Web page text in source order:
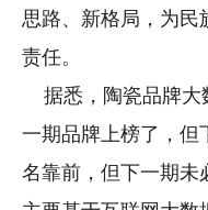
思路、新格局，为民
责任。
据悉，陶瓷品牌大
一期品牌上榜了，但
名靠前，但下一期未